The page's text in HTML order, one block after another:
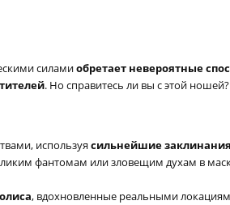
силамиобретает невероятные
. Но справитесь ли вы с этой ношей?
используя сильнейшие
фантомам или зловещим духам в
, вдохновленные реальными